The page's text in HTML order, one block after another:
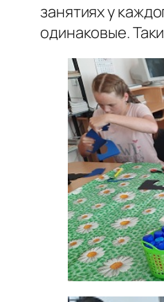
занятиях у
одинаковые.